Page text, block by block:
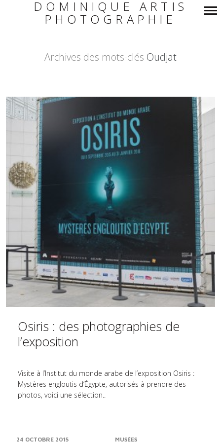
Navigation
DOMINIQUE ARTIS
PHOTOGRAPHIE
Archives des mots-clés Oudjat
Osiris : des photographies de
l’exposition
Visite à l’Institut du monde arabe de l’exposition Osiris :
Mystères engloutis d’Égypte, autorisés à prendre des
photos, voici une sélection..
24 OCTOBRE 2015 MUSÉES